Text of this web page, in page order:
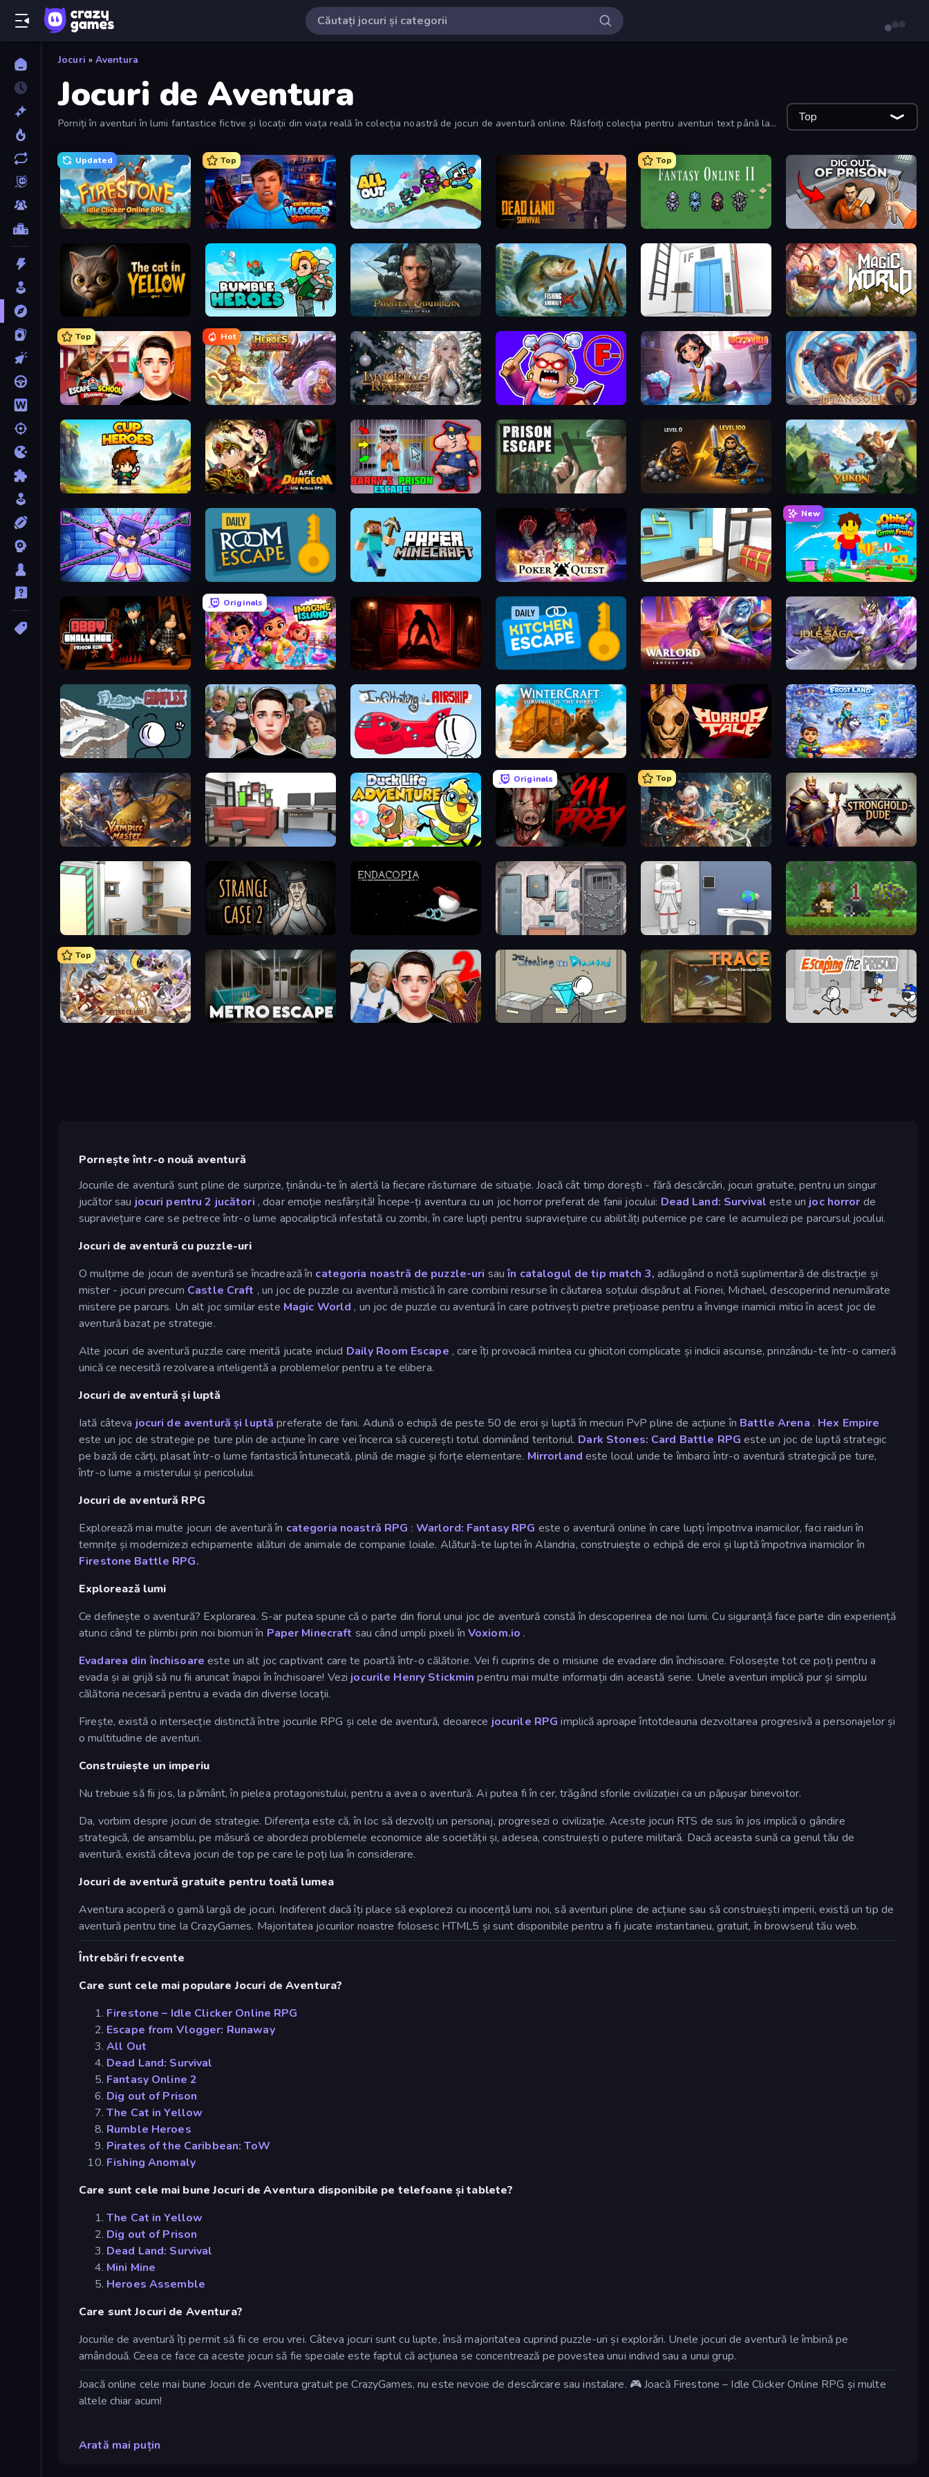
Jocuri » Aventura
Jocuri de Aventura
Porniți în aventuri în lumi fantastice fictive și locații din viața reală în colecția noastră de jocuri de aventură online. Răsfoiți colecția pentru aventuri text până la
Top
Updated
Firestone – Idle Clicker Online RPG
Top
Escape from Vlogger: Runaway All Out Dead Land: Survival
Top
Dig out of Prison
The Cat in Yellow Rumble Heroes Pirates of the Caribbean: ToW Fishing Anomaly Elevator Room Escape Magic World
Top
Escape from School: Runaway
Hot
Heroes Assemble Immortals Revenge Lucy’s Ville Titan Soul: Action RPG
Cup Heroes AFK Dungeon: Idle Action RPG Barry's Prison Escape! Prison Escape Gothic Story RPG Yukon: Family Adventure
Mini Mine Daily Room Escape Paper Minecraft Poker Quest Game Cafe Escape
New
Obby Memes Grow Fruits
Obby Challenge: Prison Run
Originals
Imagine Island Doors Castle Warlord: Fantasy RPG Idle Saga
Fleeing the Complex Schoolboy Escape: Runaway Infiltrating the Airship WinterCraft: Survival in the Forest Horror Tale Frost Land - Snow Survival
Vampire Master Video Studio Escape Duck Life: Adventure (Demo)
Originals
911: Prey
Top
Crystal Saga: Nova Stronghold Dude
Machine Room Escape Escape Room: Strange Case 2 Endacopia Cube Stories: Escape Space Museum Escape Aground
Top
Divine Clash Metro Escape Schoolboy Escape 2 Stealing the Diamond TRACE
Pornește într-o nouă aventură
Jocurile de aventură sunt pline de surprize, ținându-te în alertă la fiecare răsturnare de situație. Joacă cât timp dorești - fără descărcări, jocuri gratuite, pentru un singur
jucător sau jocuri pentru 2 jucători , doar emoție nesfârșită! Începe-ți aventura cu un joc horror preferat de fanii jocului: Dead Land: Survival este un joc horror de
supraviețuire care se petrece într-o lume apocaliptică infestată cu zombi, în care lupți pentru supraviețuire cu abilități puternice pe care le acumulezi pe parcursul jocului.
Jocuri de aventură cu puzzle-uri
O mulțime de jocuri de aventură se încadrează în categoria noastră de puzzle-uri sauîn catalogul de tip match 3, adăugând o notă suplimentară de distracție și
mister - jocuri precum Castle Craft , un joc de puzzle cu aventură mistică în care combini resurse în căutarea soțului dispărut al Fionei, Michael, descoperind nenumărate
mistere pe parcurs. Un alt joc similar este Magic World , un joc de puzzle cu aventură în care potrivești pietre prețioase pentru a învinge inamicii mitici în acest joc de
aventură bazat pe strategie.
Alte jocuri de aventură puzzle care merită jucate includ Daily Room Escape , care îți provoacă mintea cu ghicitori complicate și indicii ascunse, prinzându-te într-o cameră
unică ce necesită rezolvarea inteligentă a problemelor pentru a te elibera.
Jocuri de aventură și luptă
Iată câteva jocuri de aventură și luptă preferate de fani. Adună o echipă de peste 50 de eroi și luptă în meciuri PvP pline de acțiune în Battle Arena . Hex Empire
este un joc de strategie pe ture plin de acțiune în care vei încerca să cucerești totul dominând teritoriul. Dark Stones: Card Battle RPG este un joc de luptă strategic
pe bază de cărți, plasat într-o lume fantastică întunecată, plină de magie și forțe elementare. Mirrorland este locul unde te îmbarci într-o aventură strategică pe ture,
într-o lume a misterului și pericolului.
Jocuri de aventură RPG
Explorează mai multe jocuri de aventură în categoria noastră RPG : Warlord: Fantasy RPG este o aventură online în care lupți împotriva inamicilor, faci raiduri în
temnițe și modernizezi echipamente alături de animale de companie loiale. Alătură-te luptei în Alandria, construiește o echipă de eroi și luptă împotriva inamicilor în
Firestone Battle RPG.
Explorează lumi
Ce definește o aventură? Explorarea. S-ar putea spune că o parte din fiorul unui joc de aventură constă în descoperirea de noi lumi. Cu siguranță face parte din experiență
atunci când te plimbi prin noi biomuri în Paper Minecraft sau când umpli pixeli în Voxiom.io .
Evadarea din închisoare este un alt joc captivant care te poartă într-o călătorie. Vei fi cuprins de o misiune de evadare din închisoare. Folosește tot ce poți pentru a
evada și ai grijă să nu fii aruncat înapoi în închisoare! Vezi jocurile Henry Stickmin pentru mai multe informații din această serie. Unele aventuri implică pur și simplu
călătoria necesară pentru a evada din diverse locații.
Firește, există o intersecție distinctă între jocurile RPG și cele de aventură, deoarece jocurile RPG implică aproape întotdeauna dezvoltarea progresivă a personajelor și
o multitudine de aventuri.
Construiește un imperiu
Nu trebuie să fii jos, la pământ, în pielea protagonistului, pentru a avea o aventură. Ai putea fi în cer, trăgând sforile civilizației ca un păpușar binevoitor.
Da, vorbim despre jocuri de strategie. Diferența este că, în loc să dezvolți un personaj, progresezi o civilizație. Aceste jocuri RTS de sus în jos implică o gândire
strategică, de ansamblu, pe măsură ce abordezi problemele economice ale societății și, adesea, construiești o putere militară. Dacă aceasta sună ca genul tău de
aventură, există câteva jocuri de top pe care le poți lua în considerare.
Jocuri de aventură gratuite pentru toată lumea
Aventura acoperă o gamă largă de jocuri. Indiferent dacă îți place să explorezi cu inocență lumi noi, să aventuri pline de acțiune sau să construiești imperii, există un tip de
aventură pentru tine la CrazyGames. Majoritatea jocurilor noastre folosesc HTML5 și sunt disponibile pentru a fi jucate instantaneu, gratuit, în browserul tău web.
Întrebări frecvente
Care sunt cele mai populare Jocuri de Aventura?
Firestone – Idle Clicker Online RPG
Escape from Vlogger: Runaway
All Out
Dead Land: Survival
Fantasy Online 2
Dig out of Prison
The Cat in Yellow
Rumble Heroes
Pirates of the Caribbean: ToW
Fishing Anomaly
Care sunt cele mai bune Jocuri de Aventura disponibile pe telefoane și tablete?
The Cat in Yellow
Dig out of Prison
Dead Land: Survival
Mini Mine
Heroes Assemble
Care sunt Jocuri de Aventura?
Jocurile de aventură îți permit să fii ce erou vrei. Câteva jocuri sunt cu lupte, însă majoritatea cuprind puzzle-uri și explorări. Unele jocuri de aventură le îmbină pe
amândouă. Ceea ce face ca aceste jocuri să fie speciale este faptul că acțiunea se concentrează pe povestea unui individ sau a unui grup.
Joacă online cele mai bune Jocuri de Aventura gratuit pe CrazyGames, nu este nevoie de descărcare sau instalare. 🎮 Joacă Firestone – Idle Clicker Online RPG și multe
altele chiar acum!
Arată mai puțin